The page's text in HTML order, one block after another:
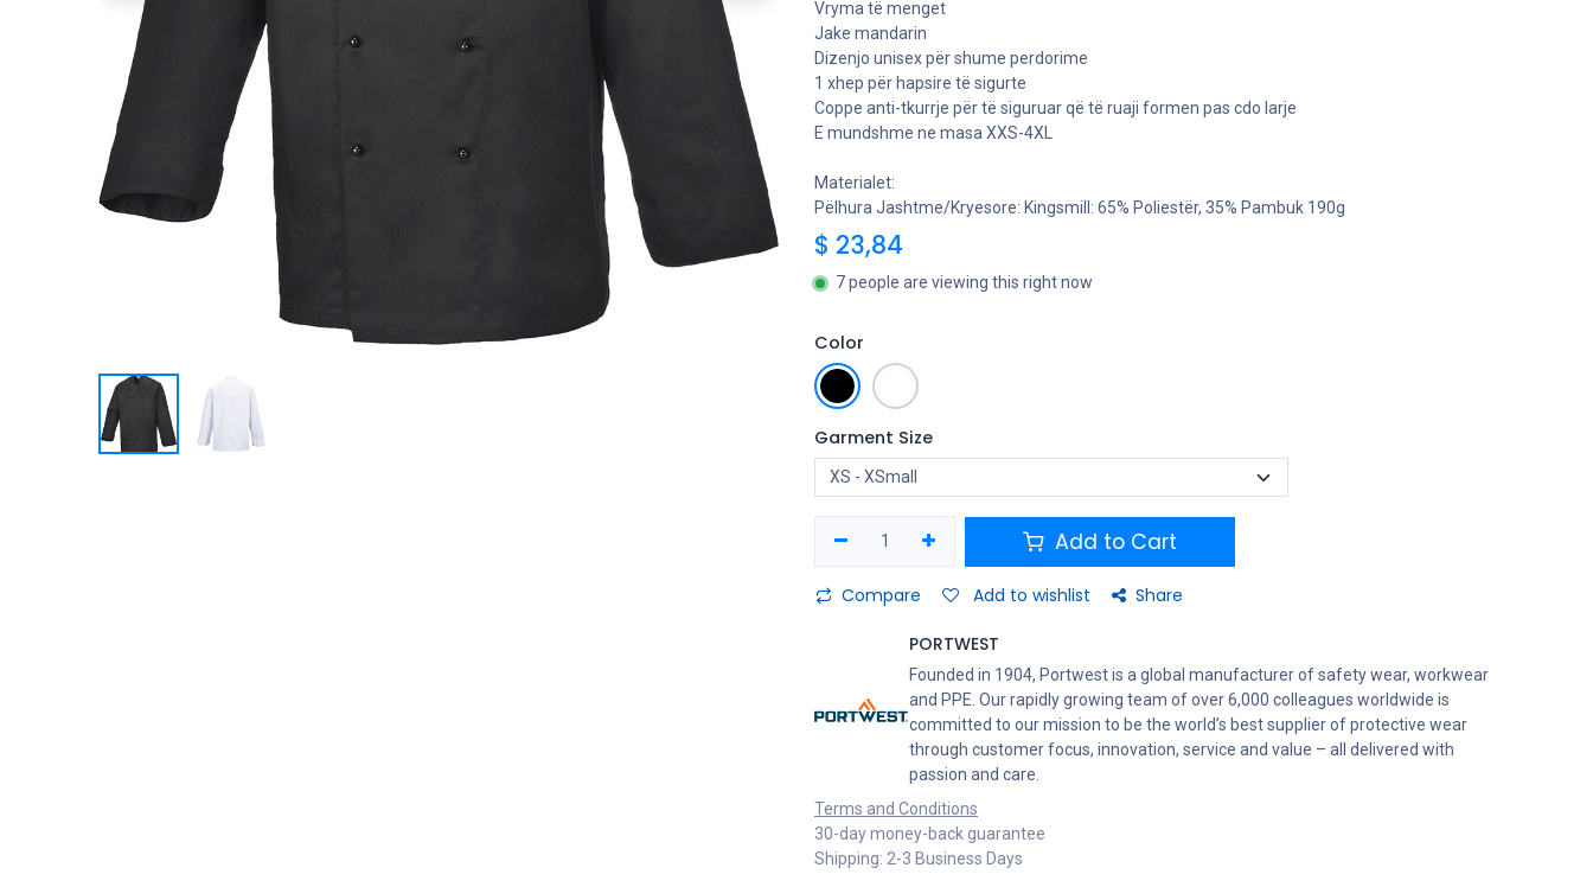
Vryma të menget
Jake mandarin
Dizenjo unisex për shume perdorime
1 xhep për hapsire të sigurte
Coppe anti-tkurrje për të siguruar që të ruaji formen pas cdo larje
E mundshme ne masa XXS-4XL
Materialet:
Pëlhura Jashtme/Kryesore: Kingsmill: 65% Poliestër, 35% Pambuk 190g
$ 23,84
7 people are viewing this right now
Color
Garment Size
Add to Cart
Compare Add to wishlist Share
PORTWEST
Founded in 1904, Portwest is a global manufacturer of safety wear, workwear
and PPE. Our rapidly growing team of over 6,000 colleagues worldwide is
committed to our mission to be the world’s best supplier of protective wear
through customer focus, innovation, service and value – all delivered with
passion and care.
Terms and Conditions
30-day money-back guarantee
Shipping: 2-3 Business Days